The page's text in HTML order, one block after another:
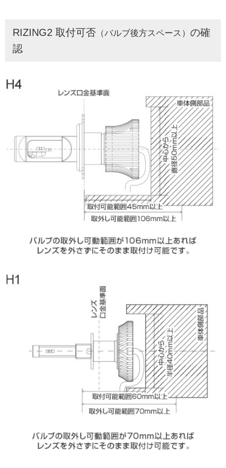
RIZING2 取付可否 （バルブ後方スペース） の確
認